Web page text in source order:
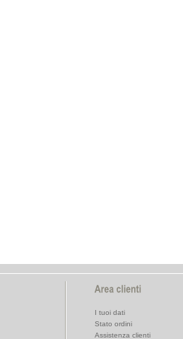
I tuoi dati
Stato ordini
Assistenza clienti